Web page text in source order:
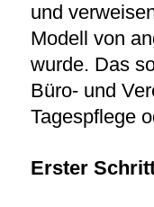
und
Modell von
wurde. Das
Büro- und
Tagespflege
Erster